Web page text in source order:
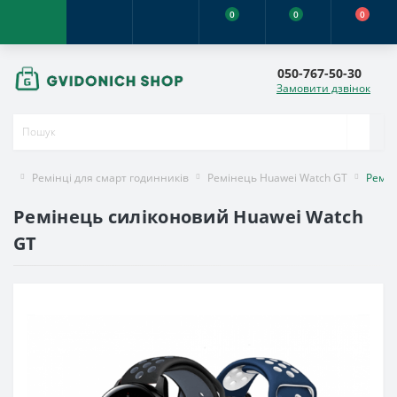
0 0 0
050-767-50-30
Замовити дзвінок
Ремінці для смарт годинників Ремінець Huawei Watch GT
Ремінець силіконовий Huawei Watch
GT